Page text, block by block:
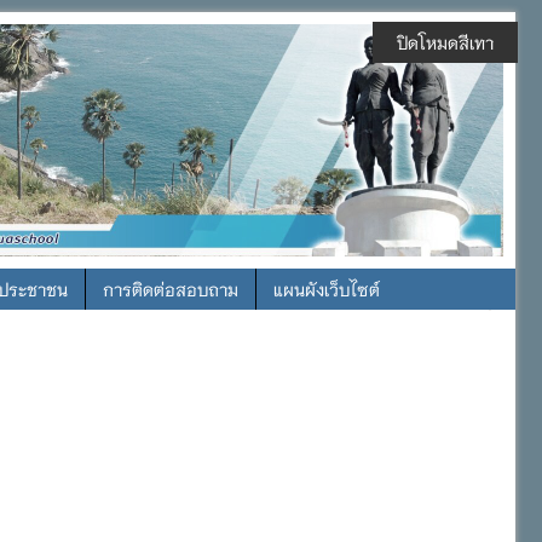
ระชาชน การติดต่อสอบถาม แผนผังเว็บไซต์
ปิดโหมดสีเทา